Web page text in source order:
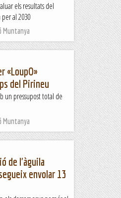
els resultats del
al 2030
Muntanya
«LoupO»
del Pirineu
un pressupost total de
Muntanya
de l'àguila
envolar 13